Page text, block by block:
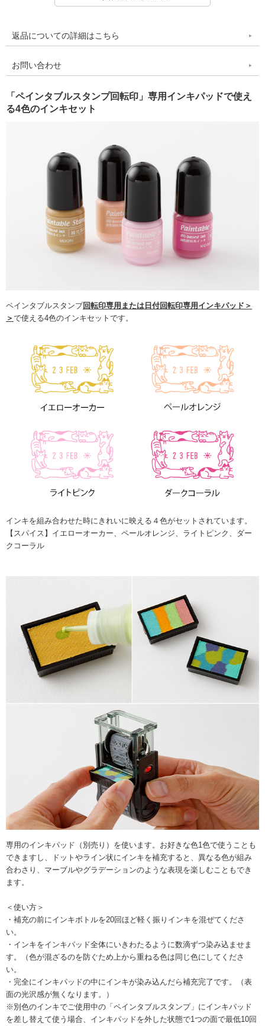
返品についての詳細はこちら
お問い合わせ
「ペインタブルスタンプ回転印」専用インキパッドで使え
る4色のインキセット
ペインタブルスタンプ回転印専用または日付回転印専用インキパッド＞
＞ で使える4色のインキセットです。
インキを組み合わせた時にきれいに映える４色がセットされています。
【スパイス】イエローオーカー、ペールオレンジ、ライトピンク、ダー
クコーラル
専用のインキパッド（別売り）を使います。お好きな色1色で使うことも
できますし、ドットやライン状にインキを補充すると、異なる色が組み
合わさり、マーブルやグラデーションのような表現を楽しむこともでき
ます。
＜使い方＞
・補充の前にインキボトルを20回ほど軽く振りインキを混ぜてくださ
い。
・インキをインキパッド全体にいきわたるように数滴ずつ染み込ませま
す。（色が混ざるのを防ぐため上から重ねる色は同じ色にしてくださ
い。
・完全にインキパッドの中にインキが染み込んだら補充完了です。（表
面の光沢感が無くなります。）
※別色のインキでご使用中の「ペインタブルスタンプ」にインキパッド
を差し替えて使う場合、インキパッドを外した状態で1つの面で最低10回